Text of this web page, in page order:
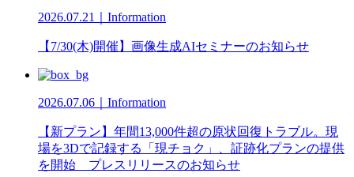
2026.07.21｜Information
【7/30(木)開催】画像生成AIセミナーのお知らせ
2026.07.06｜Information
【新プラン】年間13,000件超の原状回復トラブル。現
場を3Dで記録する「現チョク」、証跡化プランの提供
を開始 プレスリリースのお知らせ